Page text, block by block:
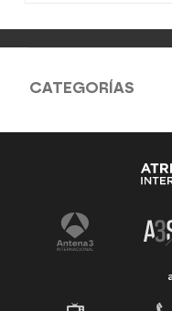
CATEGORÍAS
Antena 3 Noticias
Tu cara me suena